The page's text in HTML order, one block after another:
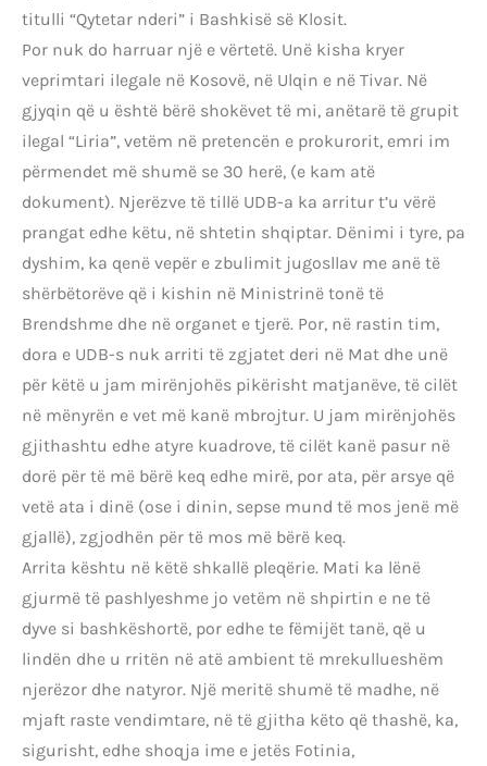
titulli “Qytetar nderi” i Bashkisë së Klosit.
Por nuk do harruar një e vërtetë. Unë kisha kryer
veprimtari ilegale në Kosovë, në Ulqin e në Tivar. Në
gjyqin që u është bërë shokëvet të mi, anëtarë të grupit
ilegal “Liria”, vetëm në pretencën e prokurorit, emri im
përmendet më shumë se 30 herë, (e kam atë
dokument). Njerëzve të tillë UDB-a ka arritur t’u vërë
prangat edhe këtu, në shtetin shqiptar. Dënimi i tyre, pa
dyshim, ka qenë vepër e zbulimit jugosllav me anë të
shërbëtorëve që i kishin në Ministrinë tonë të
Brendshme dhe në organet e tjerë. Por, në rastin tim,
dora e UDB-s nuk arriti të zgjatet deri në Mat dhe unë
për këtë u jam mirënjohës pikërisht matjanëve, të cilët
në mënyrën e vet më kanë mbrojtur. U jam mirënjohës
gjithashtu edhe atyre kuadrove, të cilët kanë pasur në
dorë për të më bërë keq edhe mirë, por ata, për arsye që
vetë ata i dinë (ose i dinin, sepse mund të mos jenë më
gjallë), zgjodhën për të mos më bërë keq.
Arrita kështu në këtë shkallë pleqërie. Mati ka lënë
gjurmë të pashlyeshme jo vetëm në shpirtin e ne të
dyve si bashkëshortë, por edhe te fëmijët tanë, që u
lindën dhe u rritën në atë ambient të mrekullueshëm
njerëzor dhe natyror. Një meritë shumë të madhe, në
mjaft raste vendimtare, në të gjitha këto që thashë, ka,
sigurisht, edhe shoqja ime e jetës Fotinia,